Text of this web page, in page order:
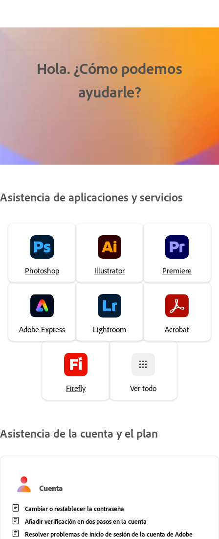
Hola. ¿Cómo podemos
ayudarle?
Asistencia de aplicaciones y servicios
Photoshop Illustrator Premiere
Adobe Express Lightroom Acrobat
Firefly Ver todo
Asistencia de la cuenta y el plan
Cuenta
Cambiar o restablecer la contraseña
Añadir verificación en dos pasos en la cuenta
Resolver problemas de inicio de sesión de la cuenta de Adobe